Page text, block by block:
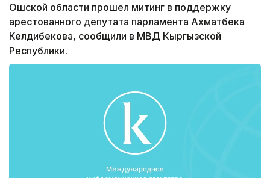
Ошской области прошел митинг в поддержку
арестованного депутата парламента Ахматбека
Келдибекова, сообщили в МВД Кыргызской
Республики.